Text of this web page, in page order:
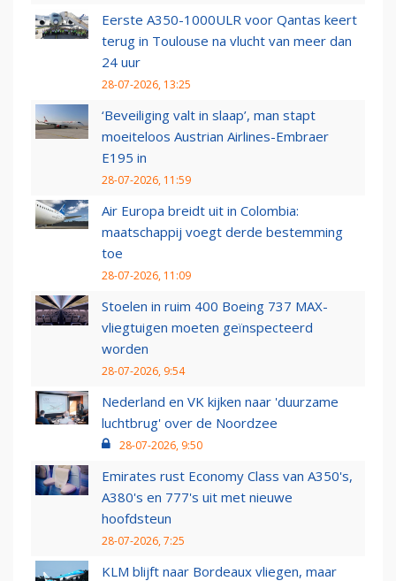
Eerste A350-1000ULR voor Qantas keert
terug in Toulouse na vlucht van meer dan
24 uur
28-07-2026, 13:25
‘Beveiliging valt in slaap’, man stapt
moeiteloos Austrian Airlines-Embraer
E195 in
28-07-2026, 11:59
Air Europa breidt uit in Colombia:
maatschappij voegt derde bestemming
toe
28-07-2026, 11:09
Stoelen in ruim 400 Boeing 737 MAX-
vliegtuigen moeten geïnspecteerd
worden
28-07-2026, 9:54
Nederland en VK kijken naar 'duurzame
luchtbrug' over de Noordzee
28-07-2026, 9:50
Emirates rust Economy Class van A350's,
A380's en 777's uit met nieuwe
hoofdsteun
28-07-2026, 7:25
KLM blijft naar Bordeaux vliegen, maar